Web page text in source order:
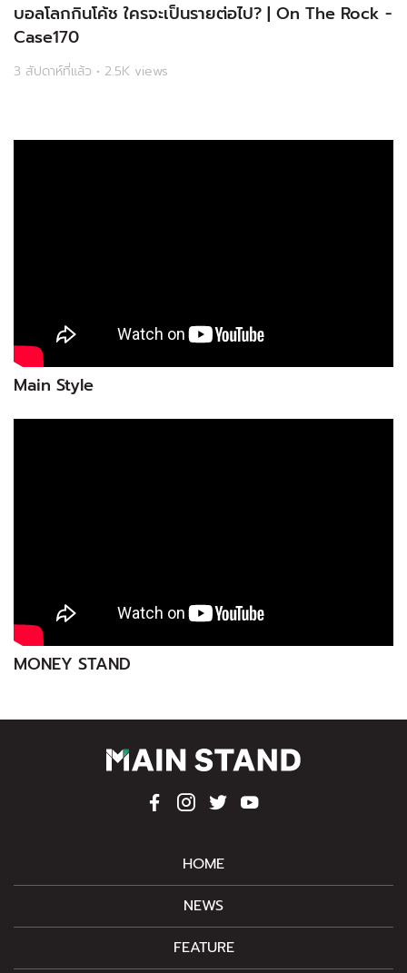
บอลโลกกินโค้ช ใครจะเป็นรายต่อไป? | On The Rock -
Case170
3 สัปดาห์ที่แล้ว • 2.5K views
Main Style
MONEY STAND
HOME
NEWS
FEATURE